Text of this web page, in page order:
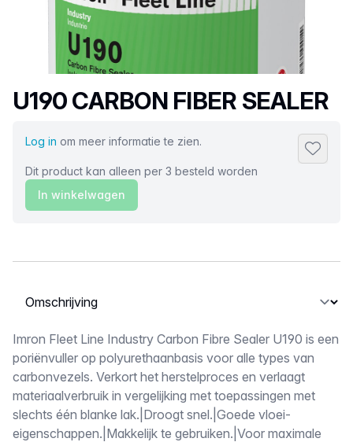
Productnaam
U190 CARBON FIBER SEALER
Log in om meer informatie te zien.
Dit product kan alleen per 3 besteld worden
In winkelwagen
Selecteer een tabblad
Omschrijving
Imron Fleet Line Industry Carbon Fibre Sealer U190 is een
poriënvuller op polyurethaanbasis voor alle types van
carbonvezels. Verkort het herstelproces en verlaagt
materiaalverbruik in vergelijking met toepassingen met
slechts één blanke lak.|Droogt snel.|Goede vloei-
eigenschappen.|Makkelijk te gebruiken.|Voor maximale